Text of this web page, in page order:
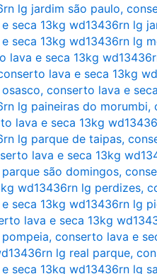
lg jardim são paulo,
seca 13kg wd13436rn lg
seca 13kg wd13436rn lg
lava e seca 13kg
lava e seca 13kg
, conserto lava e
lg paineiras do morumbi,
lava e seca 13kg
lg parque de taipas,
lava e seca 13kg
são domingos,
wd13436rn lg perdizes,
seca 13kg wd13436rn lg
lava e seca 13kg
, conserto lava e
lg real parque,
seca 13kg wd13436rn lg